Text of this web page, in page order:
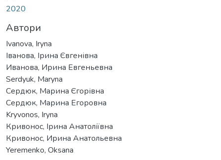
2020
Автори
Ivanova, Iryna
Іванова, Ірина Євгенівна
Иванова, Ирина Евгеньевна
Serdyuk, Maryna
Сердюк, Марина Єгорівна
Сердюк, Марина Егоровна
Kryvonos, Iryna
Кривонос, Ірина Анатоліївна
Кривонос, Ирина Анатольевна
Yeremenko, Oksana